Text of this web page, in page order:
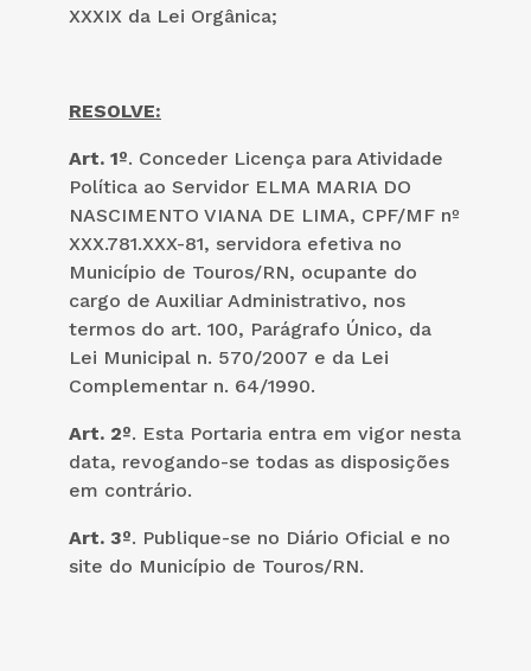
XXXIX da Lei Orgânica;
RESOLVE:
Art. 1º. Conceder Licença para Atividade
Política ao Servidor ELMA MARIA DO
NASCIMENTO VIANA DE LIMA, CPF/MF nº
XXX.781.XXX-81, servidora efetiva no
Município de Touros/RN, ocupante do
cargo de Auxiliar Administrativo, nos
termos do art. 100, Parágrafo Único, da
Lei Municipal n. 570/2007 e da Lei
Complementar n. 64/1990.
Art. 2º. Esta Portaria entra em vigor nesta
data, revogando-se todas as disposições
em contrário.
Art. 3º. Publique-se no Diário Oficial e no
site do Município de Touros/RN.